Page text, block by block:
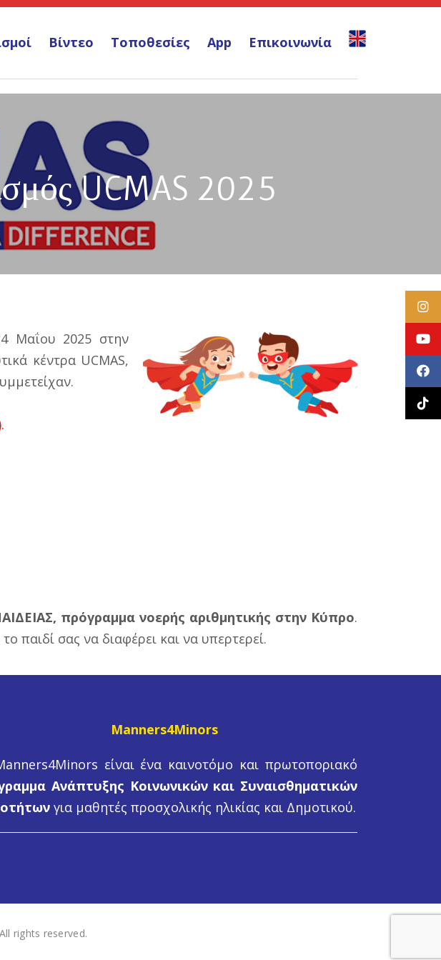
Βίντεο Τοποθεσίες App Επικοινωνία
UCMAS 2025
Μαΐου 2025 στην
κέντρα UCMAS,
πρόγραμμα νοερής αριθμητικής στην Κύπρο.
το παιδί σας να διαφέρει και να υπερτερεί.
Manners4Minors
είναι ένα καινοτόμο και πρωτοποριακό
Ανάπτυξης Κοινωνικών και Συναισθηματικών
για μαθητές προσχολικής ηλικίας και Δημοτικού.
rights reserved.